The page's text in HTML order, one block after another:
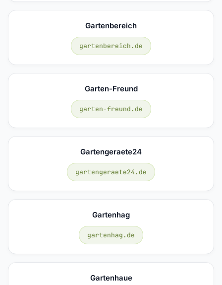
Gartenbereich
gartenbereich.de
Garten-Freund
garten-freund.de
Gartengeraete24
gartengeraete24.de
Gartenhag
gartenhag.de
Gartenhaue